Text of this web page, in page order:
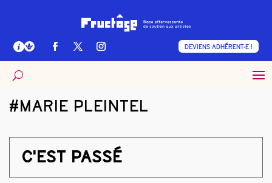
DEVIENS ADHÉRENT·E !
#MARIE PLEINTEL
C'EST PASSÉ